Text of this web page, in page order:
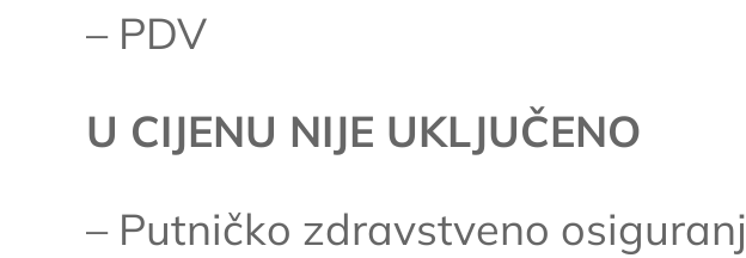
– PDV
U CIJENU NIJE UKLJUČENO
– Putničko zdravstveno